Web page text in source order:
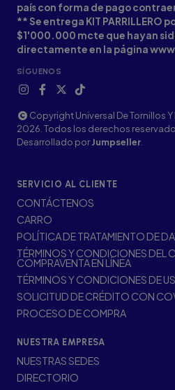
país con forma de pago
** Se entrega KIT PARRILLERO
$1'000.000 mcte que hayan
directamente en la página
SÍGUENOS
Copyright Universal De Tornillos
2026. Todos los derechos
Desarrollado porJumpseller
SERVICIO AL CLIENTE
CONTÁCTENOS
CARRO
POLÍTICA DE TRATAMIENTO DE
TÉRMINOS Y CONDICIONES DEL
COMPRAVENTA EN LÍNEA
TÉRMINOS Y CONDICIONES DE
SOLICITUD DE CRÉDITO CON
PROCESO DE COMPRA
NUESTRA EMPRESA
NUESTRAS SEDES
DIRECTORIO